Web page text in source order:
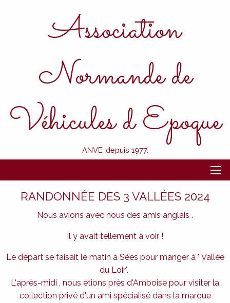
Association
Normande de
Véhicules d Epoque
ANVE, depuis 1977.
RANDONNÉE DES 3 VALLÉES 2024
Nous avions avec nous des amis anglais .
Il y avait tellement à voir !
Le départ se faisait le matin à Sées pour manger à " Vallée
du Loir".
L'après-midi , nous étions près d'Amboise pour visiter la
collection privé d'un ami spécialisé dans la marque